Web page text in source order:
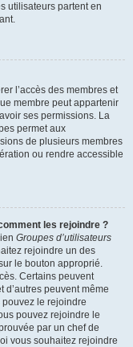
utilisateurs partent en
l’accès des membres et
membre peut appartenir
ses permissions. La
permet aux
de plusieurs membres
ou rendre accessible
les rejoindre ?
Groupes d’utilisateurs
rejoindre un des
le bouton approprié.
Certains peuvent
d’autres peuvent même
pouvez le rejoindre
pouvez rejoindre le
par un chef de
vous souhaitez rejoindre